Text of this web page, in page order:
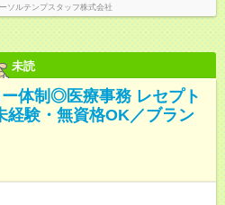
ソルテンプスタッフ株式会社
未読
体制◎医療事務 レセプト
経験・無資格OK／ブラン